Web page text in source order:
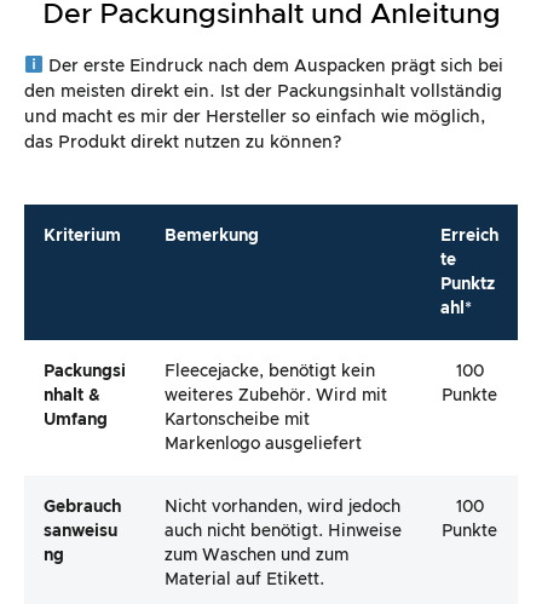
Der Packungsinhalt und Anleitung
Der erste Eindruck nach dem Auspacken prägt sich bei
den meisten direkt ein. Ist der Packungsinhalt vollständig
und macht es mir der Hersteller so einfach wie möglich,
das Produkt direkt nutzen zu können?
Kriterium Bemerkung
Erreich
te
Punktz
ahl*
Packungsi
Nhalt &
Umfang
Fleecejacke, benötigt kein
weiteres Zubehör. Wird mit
Kartonscheibe mit
Markenlogo ausgeliefert
100
Punkte
Gebrauch
Sanweisu
Ng
Nicht vorhanden, wird jedoch
auch nicht benötigt. Hinweise
zum Waschen und zum
Material auf Etikett.
100
Punkte